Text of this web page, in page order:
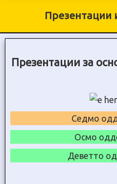
Презентации
Презентации за
Седмо
Осмо
Деветто